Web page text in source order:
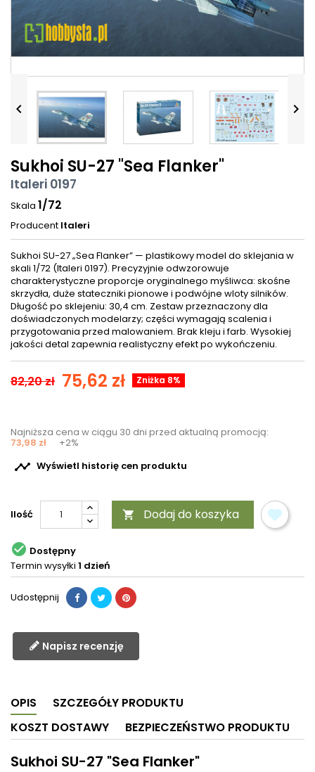
 
Sukhoi SU-27 "Sea Flanker"
Italeri 0197
Skala 1/72
Producent Italeri
Sukhoi SU-27 „Sea Flanker” — plastikowy model do sklejania w
skali 1/72 (Italeri 0197). Precyzyjnie odwzorowuje
charakterystyczne proporcje oryginalnego myśliwca: skośne
skrzydła, duże stateczniki pionowe i podwójne wloty silników.
Długość po sklejeniu: 30,4 cm. Zestaw przeznaczony dla
doświadczonych modelarzy; części wymagają scalenia i
przygotowania przed malowaniem. Brak kleju i farb. Wysokiej
jakości detal zapewnia realistyczny efekt po wykończeniu.
82,20 zł 75,62 zł Zniżka 8%
Najniższa cena w ciągu 30 dni przed aktualną promocją:
73,98 zł +2%
 Wyświetl historię cen produktu
Ilość  Dodaj do koszyka
 Dostępny
Termin wysyłki 1 dzień
Udostępnij
Napisz recenzję
OPIS
SZCZEGÓŁY PRODUKTU
KOSZT DOSTAWY
BEZPIECZEŃSTWO PRODUKTU
Sukhoi SU-27 "Sea Flanker"